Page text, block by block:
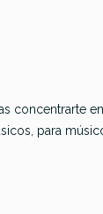
concentrarte
para